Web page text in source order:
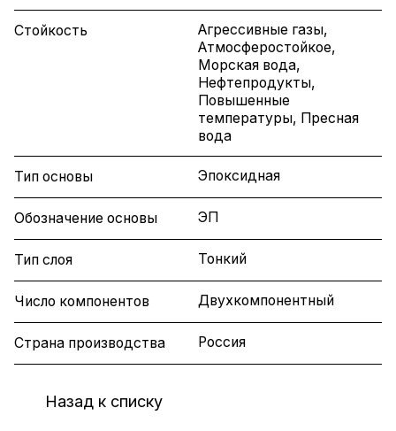
Стойкость
Агрессивные газы,
Атмосферостойкое,
Морская вода,
Нефтепродукты,
Повышенные
температуры, Пресная
вода
Тип основы Эпоксидная
Обозначение основы ЭП
Тип слоя Тонкий
Число компонентов Двухкомпонентный
Страна производства Россия
Назад к списку